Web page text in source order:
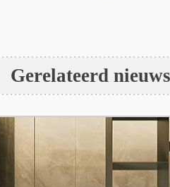
Gerelateerd nieuws